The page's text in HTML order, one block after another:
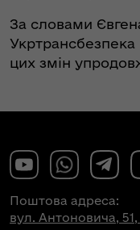
За словами
Укртрансбезпека
цих змін
Поштова адреса:
вул. Антоновича, 51,